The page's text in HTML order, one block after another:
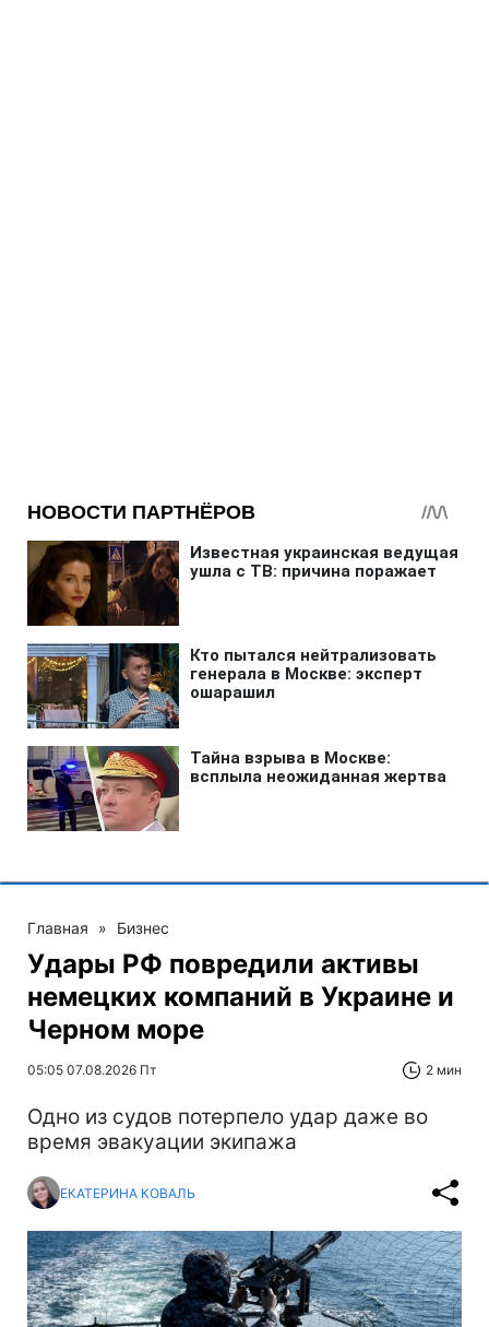
Главная » Бизнес
Удары РФ повредили активы
немецких компаний в Украине и
Черном море
05:05 07.08.2026 Пт 2 мин
Одно из судов потерпело удар даже во
время эвакуации экипажа
ЕКАТЕРИНА КОВАЛЬ